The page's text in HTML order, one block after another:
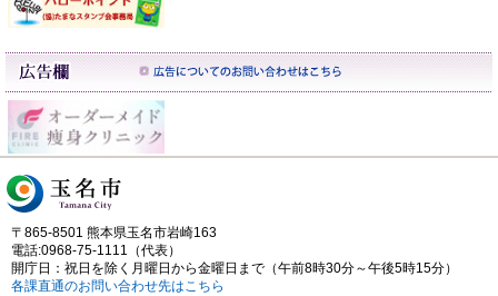
〒865-8501 熊本県玉名市岩崎163
電話:0968-75-1111（代表）
開庁日：祝日を除く月曜日から金曜日まで（午前8時30分～午後5時15分）
各課直通のお問い合わせ先はこちら